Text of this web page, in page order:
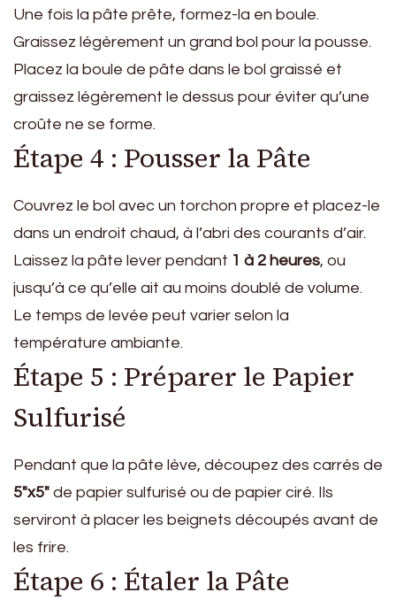
Une fois la pâte prête, formez-la en boule.
Graissez légèrement un grand bol pour la pousse.
Placez la boule de pâte dans le bol graissé et
graissez légèrement le dessus pour éviter qu’une
croûte ne se forme.
Étape 4 : Pousser la Pâte
Couvrez le bol avec un torchon propre et placez-le
dans un endroit chaud, à l’abri des courants d’air.
Laissez la pâte lever pendant 1 à 2 heures, ou
jusqu’à ce qu’elle ait au moins doublé de volume.
Le temps de levée peut varier selon la
température ambiante.
Étape 5 : Préparer le Papier
Sulfurisé
Pendant que la pâte lève, découpez des carrés de
5″x5″ de papier sulfurisé ou de papier ciré. Ils
serviront à placer les beignets découpés avant de
les frire.
Étape 6 : Étaler la Pâte